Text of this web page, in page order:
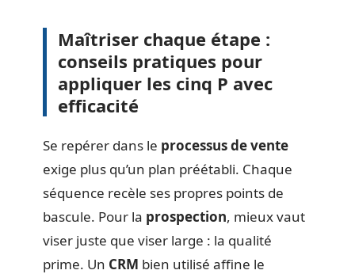
Maîtriser chaque étape :
conseils pratiques pour
appliquer les cinq P avec
efficacité
Se repérer dans le processus de vente
exige plus qu’un plan préétabli. Chaque
séquence recèle ses propres points de
bascule. Pour la prospection, mieux vaut
viser juste que viser large : la qualité
prime. Un CRM bien utilisé affine le